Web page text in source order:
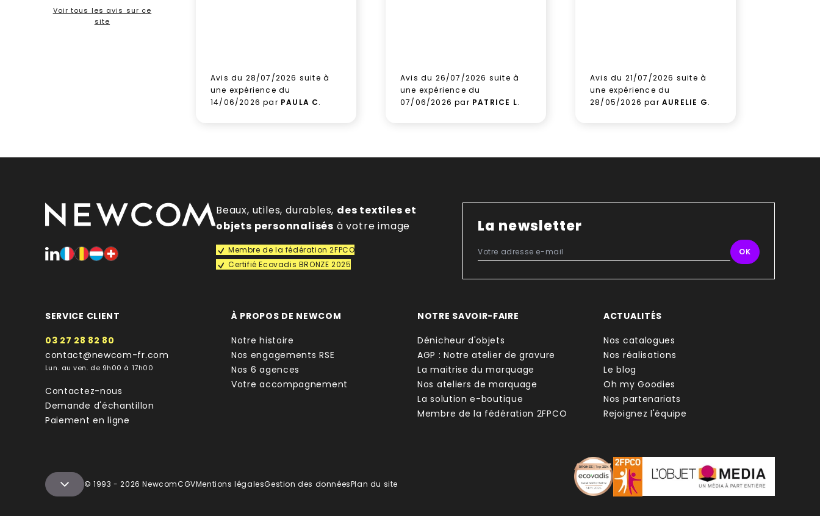
Voir tous les avis sur ce
site
Avis du 28/07/2026 suite à
une expérience du
14/06/2026 par PAULA C.
Avis du 26/07/2026 suite à
une expérience du
07/06/2026 par PATRICE L.
Avis du 21/07/2026 suite à
une expérience du
28/05/2026 par AURELIE G.
Beaux, utiles, durables, des textiles et
objets personnalisés à votre image
Membre de la fédération 2FPCO
Certifié Ecovadis BRONZE 2025
La newsletter
SERVICE CLIENT
03 27 28 82 80
contact@newcom-fr.com
Lun. au ven. de 9h00 à 17h00
Contactez-nous
Demande d'échantillon
Paiement en ligne
À PROPOS DE NEWCOM
Notre histoire
Nos engagements RSE
Nos 6 agences
Votre accompagnement
NOTRE SAVOIR-FAIRE
Dénicheur d'objets
AGP : Notre atelier de gravure
La maitrise du marquage
Nos ateliers de marquage
La solution e-boutique
Membre de la fédération 2FPCO
ACTUALITÉS
Nos catalogues
Nos réalisations
Le blog
Oh my Goodies
Nos partenariats
Rejoignez l'équipe
© 1993 - 2026 NewcomCGVMentions légalesGestion des donnéesPlan du site